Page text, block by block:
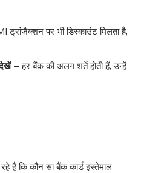
ट्रांज़ैक्शन पर भी डिस्काउंट मिलता है,
– हर बैंक की अलग शर्तें होती हैं, उन्हें
हैं कि कौन सा बैंक कार्ड इस्तेमाल